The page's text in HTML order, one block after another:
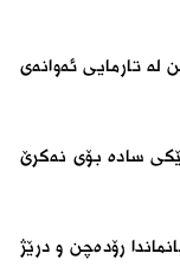
تارمایی ئەوانەی
سادە بۆی نەکرێ
رۆدەچن و درێژ